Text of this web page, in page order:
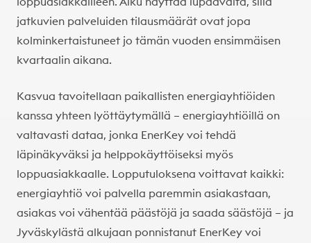
jatkuvien palveluiden tilausmäärät ovat jopa
kolminkertaistuneet jo tämän vuoden ensimmäisen
kvartaalin aikana.
Kasvua tavoitellaan paikallisten energiayhtiöiden
kanssa yhteen lyöttäytymällä – energiayhtiöillä on
valtavasti dataa, jonka EnerKey voi tehdä
läpinäkyväksi ja helppokäyttöiseksi myös
loppuasiakkaalle. Lopputuloksena voittavat kaikki:
energiayhtiö voi palvella paremmin asiakastaan,
asiakas voi vähentää päästöjä ja saada säästöjä – ja
Jyväskylästä alkujaan ponnistanut EnerKey voi